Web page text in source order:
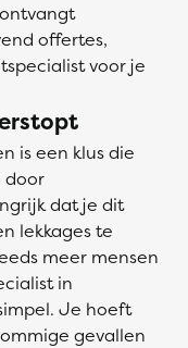
offertes,
voor je
is een klus die
door
dat je dit
lekkages te
meer mensen
in
Je hoeft
gevallen